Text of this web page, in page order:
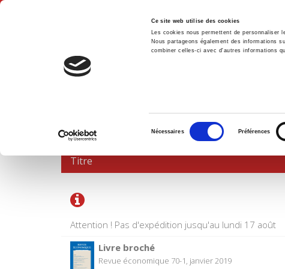
Ce site web utilise des cookies
Les cookies nous permettent de
Nous partageons également des informations
combiner celles-ci avec d'autres informations
consentement
Nécessaires Préférences
Accueil
PANIER D'ACHATS
Attention ! Pas d'expédition jusqu'au lundi 17 août
Titre
Livre broché
Revue économique 70-1, janvier 2019